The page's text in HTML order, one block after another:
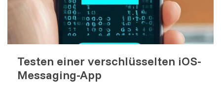
Xray - Testmanagement für Jira
Testen einer verschlüsselten iOS-
Messaging-App